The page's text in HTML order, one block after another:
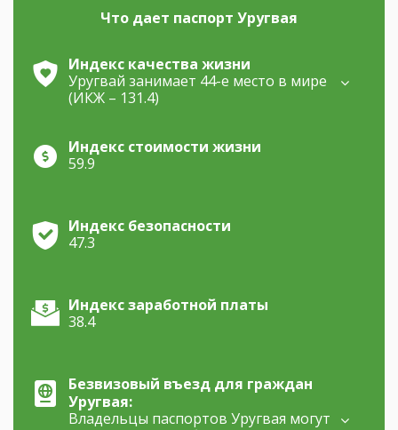
Что дает паспорт Уругвая
Индекс качества жизни
Уругвай занимает 44-е место в мире
(ИКЖ – 131.4)
Индекс стоимости жизни
59.9
Индекс безопасности
47.3
Индекс заработной платы
38.4
Безвизовый въезд для граждан
Уругвая:
Владельцы паспортов Уругвая могут